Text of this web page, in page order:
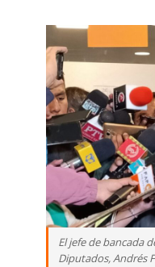
El jefe de bancada
Diputados, Andrés